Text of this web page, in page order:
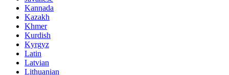
Kannada
Kazakh
Khmer
Kurdish
Kyrgyz
Latin
Latvian
Lithuanian